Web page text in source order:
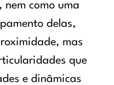
como uma
delas,
mas
que
e dinâmicas